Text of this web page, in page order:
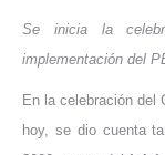
Se inicia la
implementación del
En la celebración del
hoy, se dio cuenta